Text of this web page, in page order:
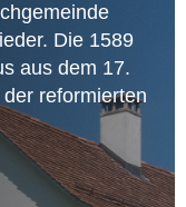
Die 1589
aus dem 17.
reformierten